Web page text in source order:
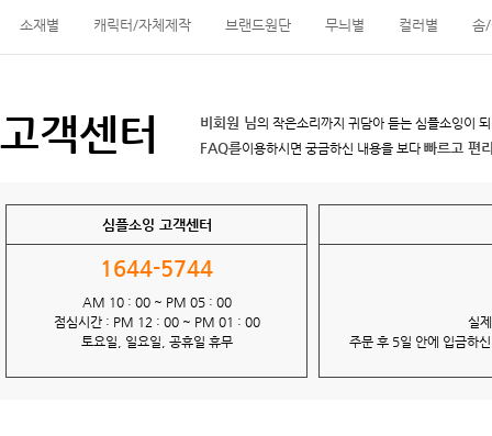
소재별 캐릭터/자체제작 브랜드원단 무늬별 컬러별 솜
고객센터 비회원 님의 작은소리까지 귀담아 듣는 심플소잉이
FAQ를이용하시면 궁금하신 내용을 보다빠르고 편
심플소잉 고객센터
1644-5744
AM 10 : 00 ~ PM 05 : 00
점심시간 : PM 12 : 00 ~ PM 01 : 00
토요일, 일요일, 공휴일 휴무
실
주문 후 5일 안에 입금하